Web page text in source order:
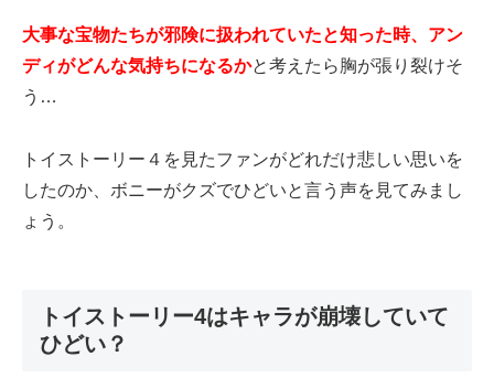
大事な宝物たちが邪険に扱われていたと知った時、アン
ディがどんな気持ちになるかと考えたら胸が張り裂けそ
う…
トイストーリー４を見たファンがどれだけ悲しい思いを
したのか、ボニーがクズでひどいと言う声を見てみまし
ょう。
トイストーリー4はキャラが崩壊していて
ひどい？